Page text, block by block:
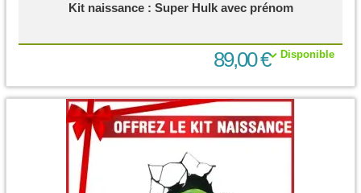
Kit naissance : Super Hulk avec prénom
Disponible
89,00 €